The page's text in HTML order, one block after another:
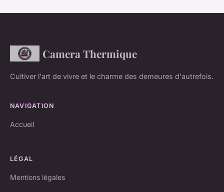
Camera Thermique
Cultiver l'art de vivre et le charme des demeures d'autrefois.
NAVIGATION
Accueil
LÉGAL
Mentions légales